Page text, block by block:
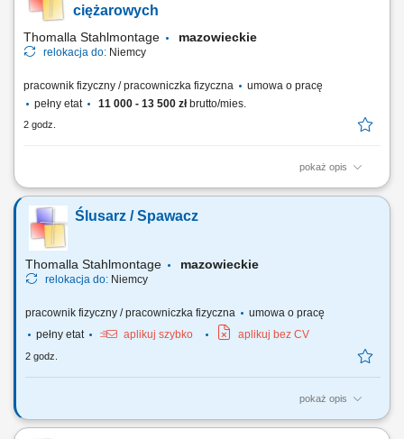
lakierniczych; lakierowanie natryskowe nadwozi samochodowych,
zgodnie z wymaganiami i technologią producentów...
ciężarowych
Thomalla Stahlmontage mazowieckie
relokacja do: Niemcy
pracownik fizyczny / pracowniczka fizyczna
umowa o pracę
pełny etat
11 000 - 13 500 złbrutto/mies.
2 godz.
pokaż opis
kompleksowe przygotowanie nadwozi samochodów ciężarowych oraz
użytkowych do procesu lakierowania; wykonywanie prac
przygotowawczych takich jak szlifowanie, oczyszczanie i wyrównywanie
powierzchni; realizacja lakierowania natryskowego zgodnie z
dokumentacją technologiczną i standardami...
Ślusarz / Spawacz
Thomalla Stahlmontage mazowieckie
relokacja do: Niemcy
pracownik fizyczny / pracowniczka fizyczna
umowa o pracę
pełny etat
aplikuj szybko aplikuj bez CV
2 godz.
pokaż opis
wykonywanie konstrukcji oraz zabudowy pojazdów do transportu